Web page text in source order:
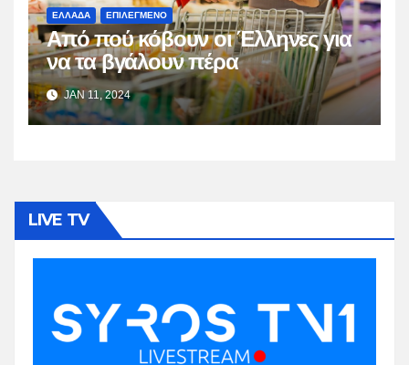
ΕΛΛΑΔΑ ΕΠΙΛΕΓΜΕΝΟ
Από πού κόβουν οι Έλληνες για
να τα βγάλουν πέρα
JAN 11, 2024
LIVE TV